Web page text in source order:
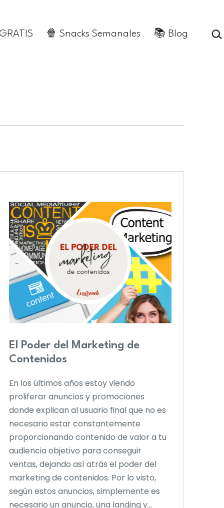
🍿 Snacks Semanales 📚 Blog
El Poder del Marketing de
Contenidos
En los últimos años estoy viendo
proliferar anuncios y promociones
donde explican al usuario final que no es
necesario estar constantemente
proporcionando contenido de valor a tu
audiencia objetivo para conseguir
ventas, dejando así atrás el poder del
marketing de contenidos. Por lo visto,
según estos anuncios, simplemente es
necesario un anuncio, una landing y…